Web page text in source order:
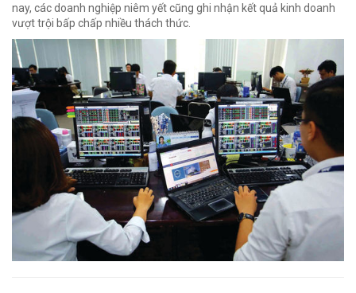
nay, các doanh nghiệp niêm yết cũng ghi nhận kết quả kinh doanh
vượt trội bấp chấp nhiều thách thức.